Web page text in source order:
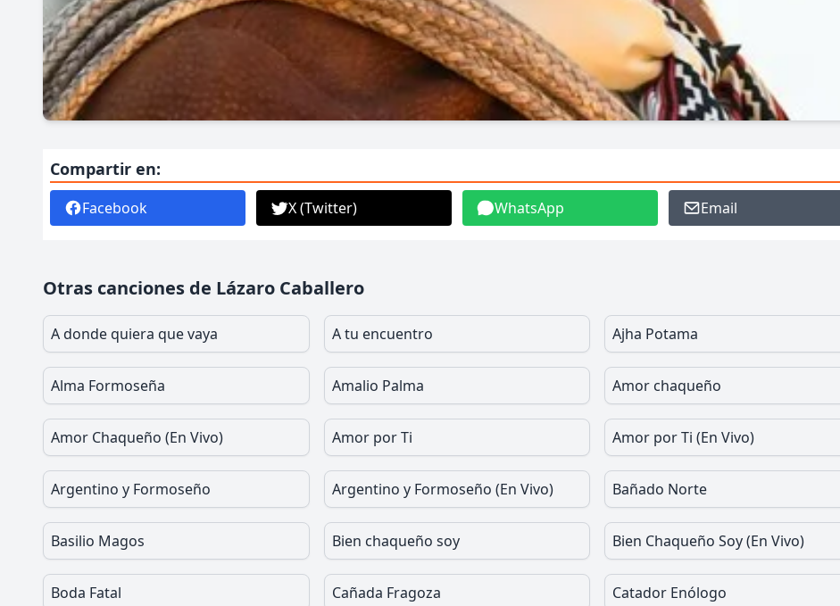
Compartir en:
Facebook X (Twitter) WhatsApp Email
Otras canciones de Lázaro Caballero
A donde quiera que vaya A tu encuentro Ajha Potama
Alma Formoseña Amalio Palma Amor chaqueño
Amor Chaqueño (En Vivo) Amor por Ti Amor por Ti (En Vivo)
Argentino y Formoseño Argentino y Formoseño (En Vivo) Bañado Norte
Basilio Magos Bien chaqueño soy Bien Chaqueño Soy (En Vivo)
Boda Fatal Cañada Fragoza Catador Enólogo